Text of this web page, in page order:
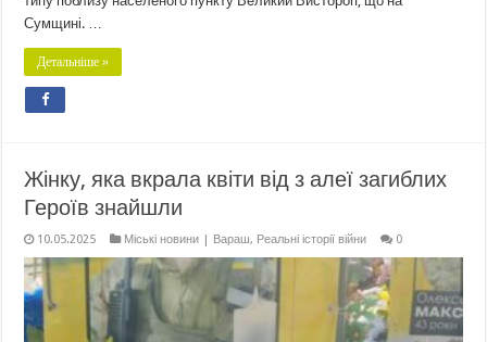
Сумщині. …
Детальніше »
Жінку, яка вкрала квіти від з алеї загиблих
Героїв знайшли
10.05.2025 Міські новини | Вараш, Реальні історії війни 0